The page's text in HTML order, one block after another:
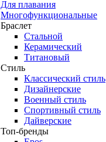
Для плавания
Многофункциональные
Браслет
Стальной
Керамический
Титановый
Стиль
Классический стиль
Дизайнерские
Военный стиль
Спортивный стиль
Дайверские
Топ-бренды